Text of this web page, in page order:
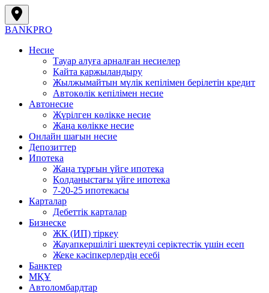
BANKPRO
Несие
Тауар алуға арналған несиелер
Қайта қаржыландыру
Жылжымайтын мүлік кепілімен берілетін кредит
Автокөлік кепілімен несие
Автонесие
Жүрілген көлікке несие
Жаңа көлікке несие
Онлайн шағын несие
Депозиттер
Ипотека
Жаңа тұрғын үйге ипотека
Қолданыстағы үйге ипотека
7-20-25 ипотекасы
Карталар
Дебеттік карталар
Бизнеске
ЖК (ИП) тіркеу
Жауапкершілігі шектеулі серіктестік үшін есеп
Жеке кәсіпкерлердің есебі
Банктер
МҚҰ
Автоломбардтар